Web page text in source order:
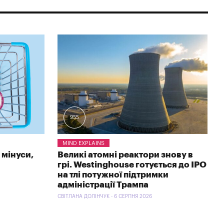
мінуси,
955
MIND EXPLAINS
Великі атомні реактори знову в
грі. Westinghouse готується до IPO
на тлі потужної підтримки
адміністрації Трампа
СВІТЛАНА ДОЛІНЧУК - 6 СЕРПНЯ 2026